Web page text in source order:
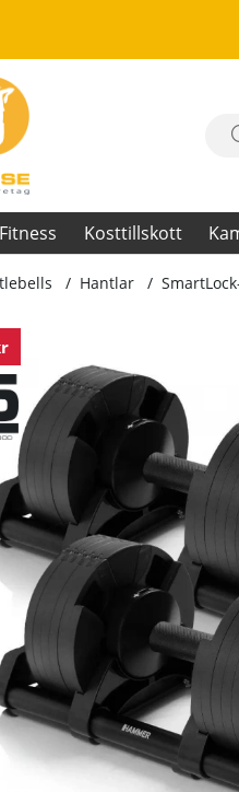
Kosttillskott
Hantlar
2 x 20 kg